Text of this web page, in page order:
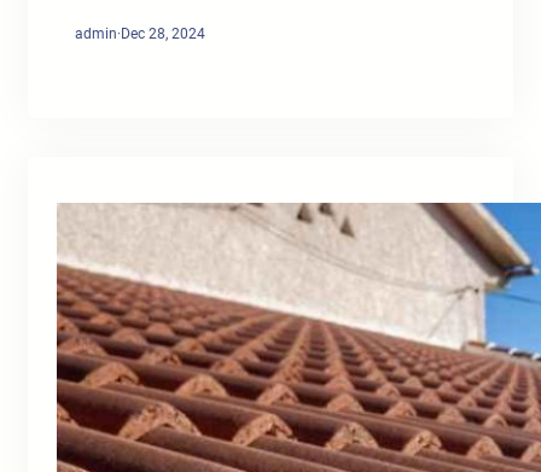
admin·Dec 28, 2024